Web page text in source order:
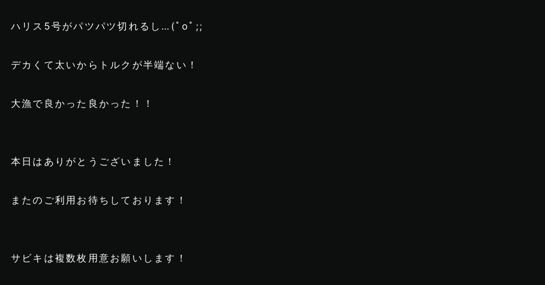
ハリス5号がパツパツ切れるし…(ﾟoﾟ;;
デカくて太いからトルクが半端ない！
大漁で良かった良かった！！
本日はありがとうございました！
またのご利用お待ちしております！
サビキは複数枚用意お願いします！